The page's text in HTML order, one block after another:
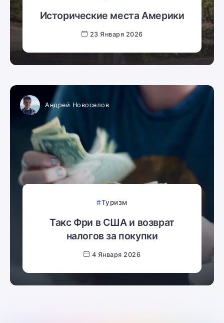
Исторические места Америки
23 Января 2026
Андрей Новоселов
Туризм
Такс Фри в США и возврат
налогов за покупки
4 Января 2026